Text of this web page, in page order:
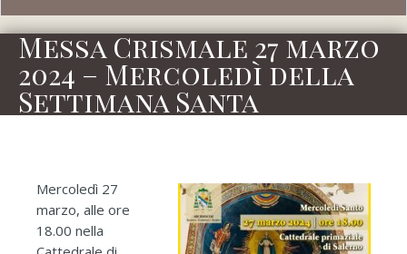
Messa Crismale 27 marzo
2024 – Mercoledì della
Settimana Santa
Mercoledì 27
marzo, alle ore
18.00 nella